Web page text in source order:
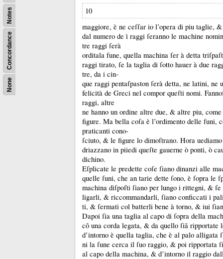
None
Concordance
Notes
10
maggiore, è ne ceſſar io l’opera di piu taglie,
dal numero de ì raggi ſeranno le machine
tre raggi ſerà
orditala fune, quella machina ſer à detta
raggi tirato, ſe la taglia di ſotto hauer à due
tre, da i cin-
que raggi pentaſpaston ſerà detta, ne latini, ne
felicità de Greci nel compor queſti nomi.
raggi, altre
ne hanno un ordine altre due, & altre piu,
figure. Ma bella coſa è l’ordimento delle funi,
praticanti cono-
ſciuto, & le figure lo dimoſtrano. Hora
driazzano in piiedi queſte gauerne ò ponti, ò
dichino.
Eſplicate le predette coſe ſiano dinanzi alle
quelle ſuni, che an tarie dette ſono, è ſopra le
machina diſpoſti ſiano per lungo i rittegni, &
ligarli, & riccommandarli, ſiano conficcati i
ti, & ſermati col batterli bene à torno, & iui
Dapoi ſia una taglia al capo di ſopra della
cõ una corda legata, & da quello ſiã ripportate
d’intorno è quella taglia, che è al palo alligata
ni la ſune cerca il ſuo raggio, & poi ripportata
al capo della machina, & d’intorno il raggio